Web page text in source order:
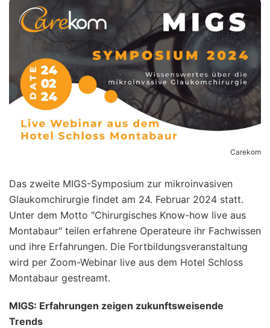
Carekom
Das zweite MIGS-Symposium zur mikroinvasiven
Glaukomchirurgie findet am 24. Februar 2024 statt.
Unter dem Motto "Chirurgisches Know-how live aus
Montabaur" teilen erfahrene Operateure ihr Fachwissen
und ihre Erfahrungen. Die Fortbildungsveranstaltung
wird per Zoom-Webinar live aus dem Hotel Schloss
Montabaur gestreamt.
MIGS: Erfahrungen zeigen zukunftsweisende
Trends